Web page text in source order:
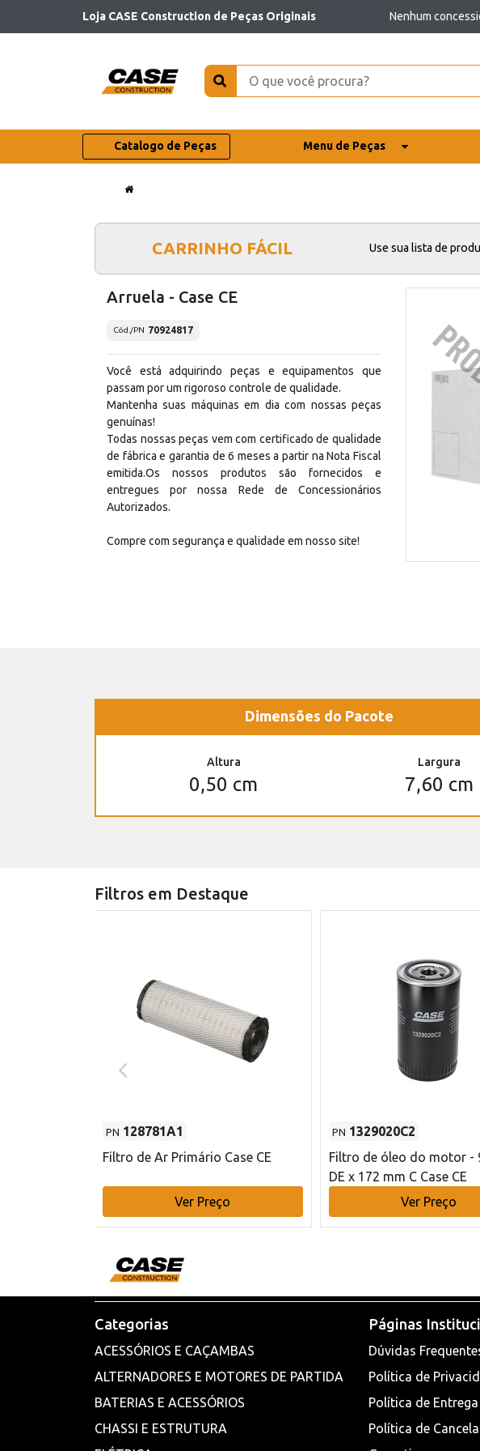
Loja CASE Construction de Peças Originais Nenhum
Catalogo de Peças Menu de Peças
CARRINHO FÁCIL Use sua lista de
Arruela - Case CE
Cód./PN 70924817
Você está adquirindo peças e equipamentos que
passam por um rigoroso controle de qualidade.
Mantenha suas máquinas em dia com nossas peças
genuínas!
Todas nossas peças vem com certificado de qualidade
de fábrica e garantia de 6 meses a partir na Nota Fiscal
emitida.Os nossos produtos são fornecidos e
entregues por nossa Rede de Concessionários
Autorizados.
Compre com segurança e qualidade em nosso site!
Dimensões do Pacote
Altura
0,50 cm
Largura
7,60 cm
Filtros em Destaque
PN 128781A1
Filtro de Ar Primário Case CE
Ver Preço
PN 1329020C2
Filtro de óleo do motor -
DE x 172 mm C Case CE
Ver Preço
Categorias
ACESSÓRIOS E CAÇAMBAS
ALTERNADORES E MOTORES DE PARTIDA
BATERIAS E ACESSÓRIOS
CHASSI E ESTRUTURA
Páginas
Dúvidas
Política de
Política de
Política de